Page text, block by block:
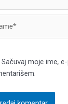
Sačuvaj moje ime,